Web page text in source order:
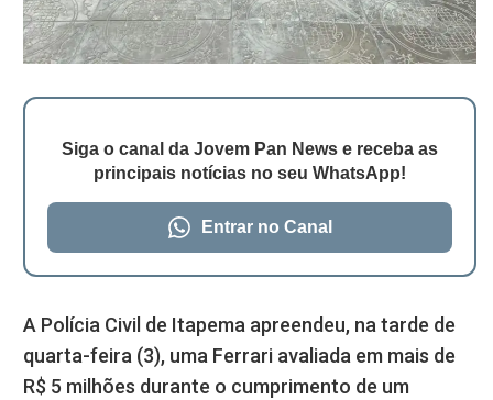
Siga o canal da Jovem Pan News e receba as
principais notícias no seu WhatsApp!
Entrar no Canal
A Polícia Civil de Itapema apreendeu, na tarde de
quarta-feira (3), uma Ferrari avaliada em mais de
R$ 5 milhões durante o cumprimento de um